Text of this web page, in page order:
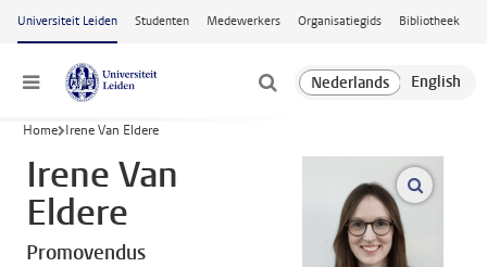
Ga naar hoofdinhoud
Universiteit Leiden Studenten Medewerkers Organisatiegids Bibliotheek
Menu
Home Irene Van Eldere
Irene Van
Eldere
Promovendus
open